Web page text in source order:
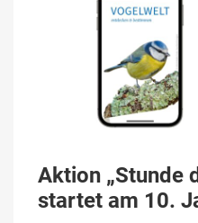
Aktion „Stunde
startet am 10.